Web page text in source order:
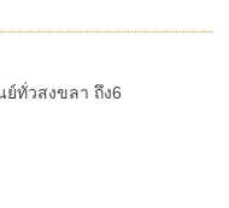
ทั่วสงขลา ถึง6